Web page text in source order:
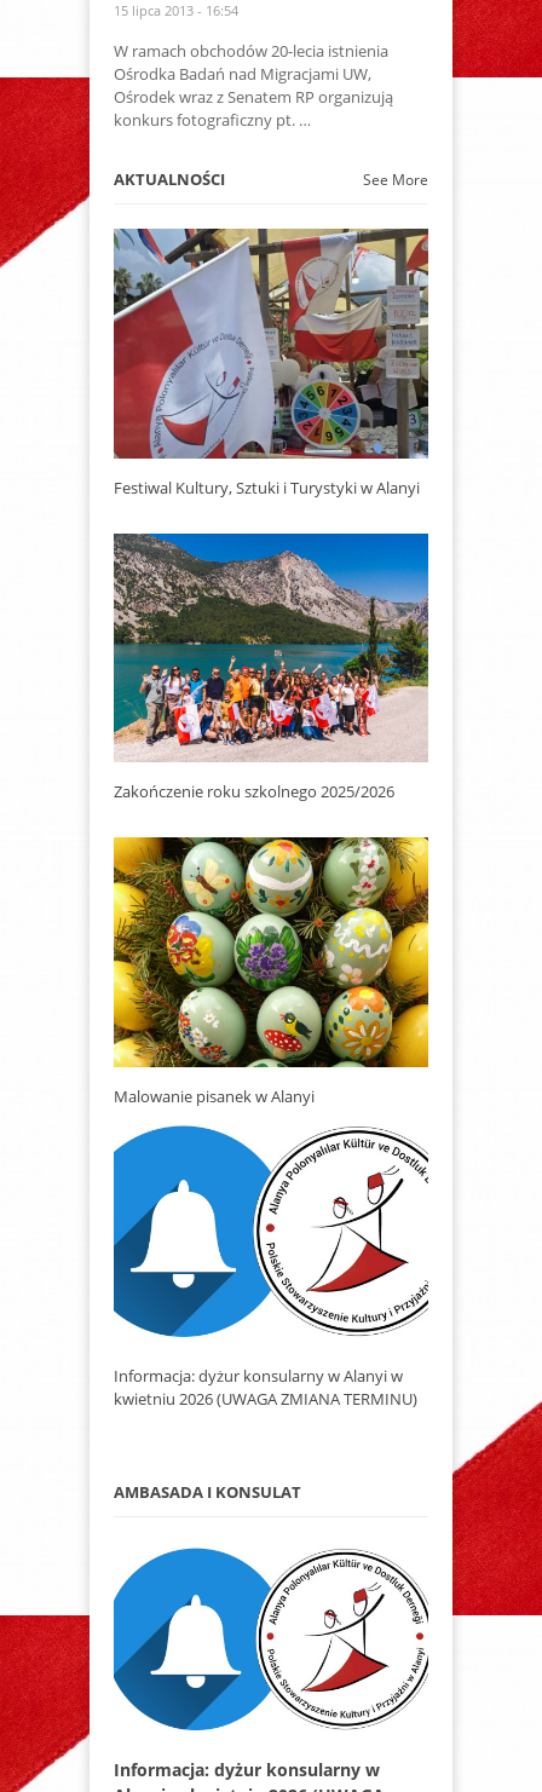
15 lipca 2013 - 16:54
W ramach obchodów 20-lecia istnienia
Ośrodka Badań nad Migracjami UW,
Ośrodek wraz z Senatem RP organizują
konkurs fotograficzny pt. …
AKTUALNOŚCI See More
Festiwal Kultury, Sztuki i Turystyki w Alanyi
Zakończenie roku szkolnego 2025/2026
Malowanie pisanek w Alanyi
Informacja: dyżur konsularny w Alanyi w
kwietniu 2026 (UWAGA ZMIANA TERMINU)
AMBASADA I KONSULAT
Informacja: dyżur konsularny w